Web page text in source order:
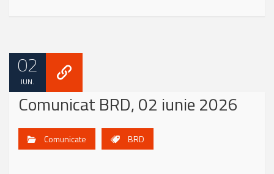
02
IUN.
Comunicat BRD, 02 iunie 2026
Comunicate BRD